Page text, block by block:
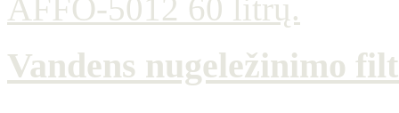
Vandens nugeležinimo